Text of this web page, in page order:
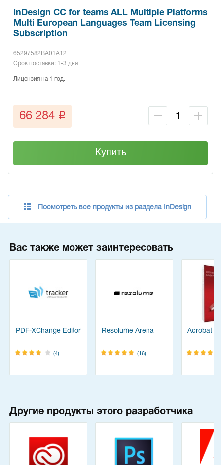
InDesign CC for teams ALL Multiple Platforms
Multi European Languages Team Licensing
Subscription
65297582BA01A12
Срок поставки: 1-3 дня
Лицензия на 1 год.
66 284 q
Купить
Посмотреть все продукты из раздела InDesign
Вас также может заинтересовать
PDF-XChange Editor
(4)
Resolume Arena
(16)
Acrobat
Другие продукты этого разработчика